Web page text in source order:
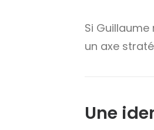
Si
un axe
Une